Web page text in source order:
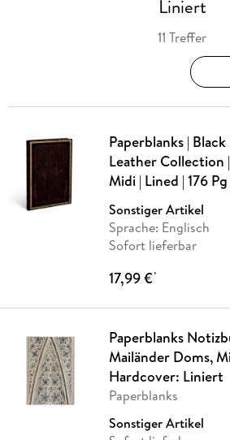
Liniert
11 Treffer
Paperblanks |
Leather Collection
Midi | Lined | 176
Sonstiger Artikel
Sprache: Englisch
Sofort lieferbar
17,99 €*
Paperblanks
Mailänder Doms,
Hardcover: Liniert
Paperblanks
Sonstiger Artikel